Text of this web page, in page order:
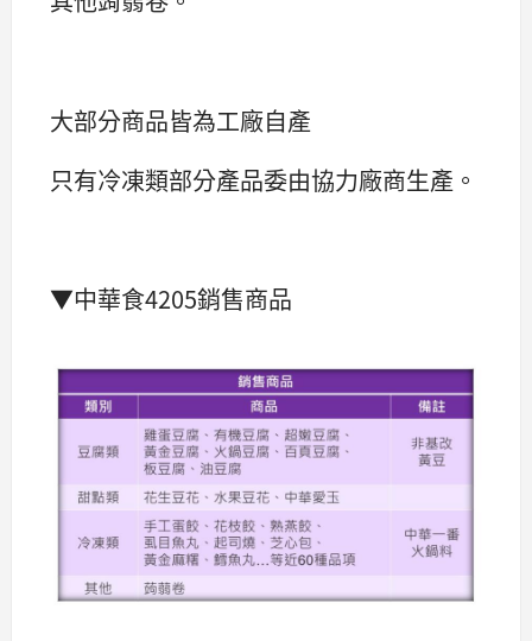
大部分商品皆為工廠自產
只有冷凍類部分產品委由協力廠商生產。
▼中華食4205銷售商品